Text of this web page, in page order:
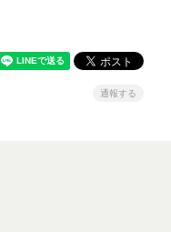
通報する